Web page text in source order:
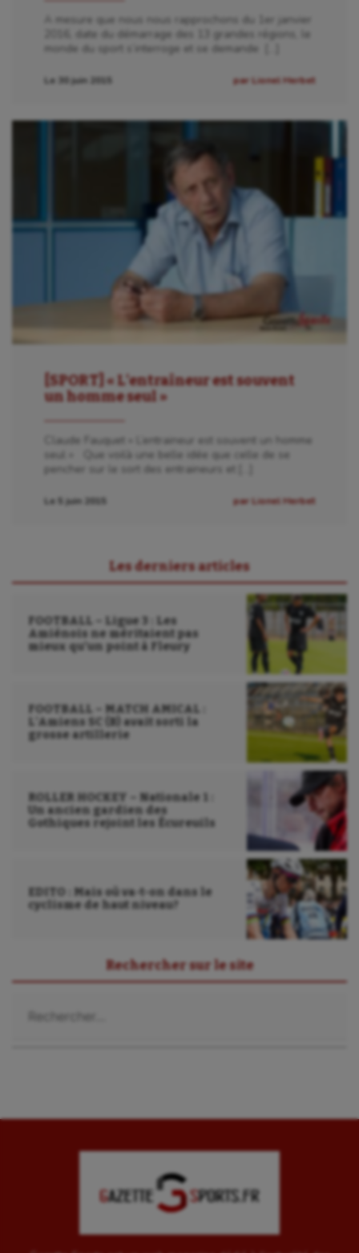
A mesure que nous nous rapprochons du 1er janvier
2016, date du démarrage des 13 grandes régions, le
monde du sport s’interroge et se demande […]
Le 30 juin 2015 par Lionel Herbet
[SPORT] « L’entraîneur est souvent
un homme seul »
Claude Fauquet « L’entraineur est souvent un homme
seul » Que voilà une belle idée que celle de se
pencher sur le sort des entraineurs et […]
Le 5 juin 2015 par Lionel Herbet
Les derniers articles
FOOTBALL – Ligue 3 : Les
Amiénois ne méritaient pas
mieux qu’un point à Fleury
FOOTBALL – MATCH AMICAL :
L’Amiens SC (B) avait sorti la
grosse artillerie
ROLLER HOCKEY – Nationale 1 :
Un ancien gardien des
Gothiques rejoint les Écureuils
EDITO : Mais où va-t-on dans le
cyclisme de haut niveau?
Rechercher sur le site